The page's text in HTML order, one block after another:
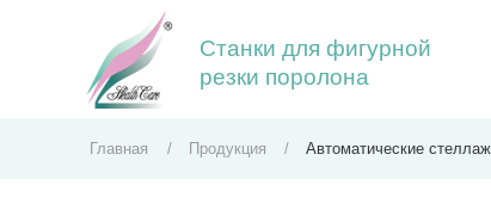
Станки для фигурной
резки поролона
Главная Продукция Автоматические